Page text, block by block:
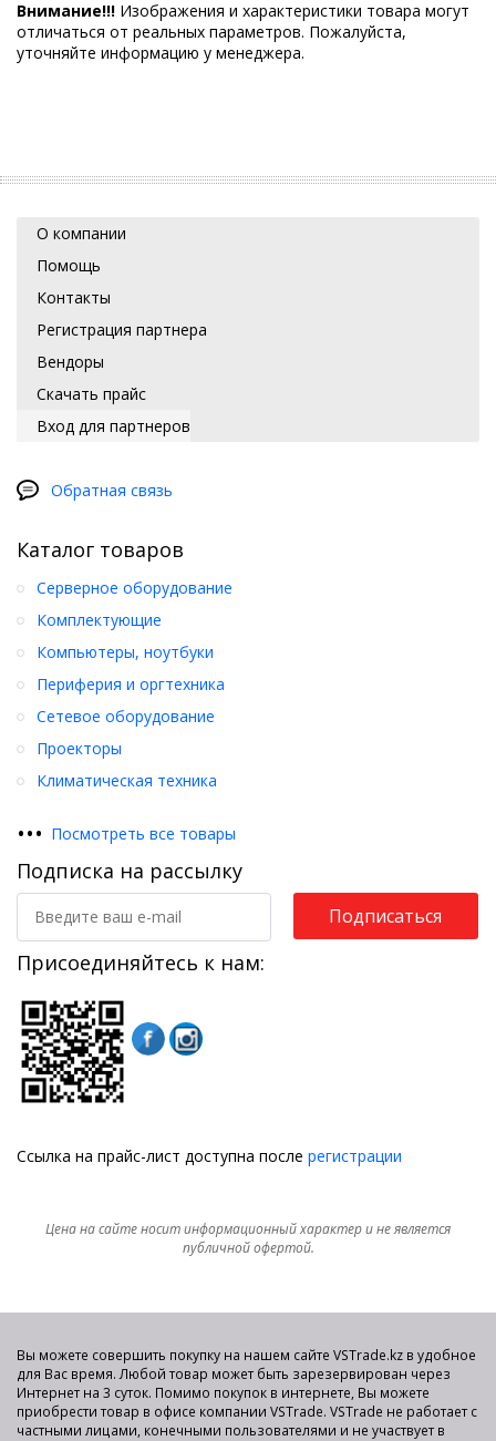
Внимание!!! Изображения и характеристики товара могут
отличаться от реальных параметров. Пожалуйста,
уточняйте информацию у менеджера.
О компании
Помощь
Контакты
Регистрация партнера
Вендоры
Скачать прайс
Вход для партнеров
Обратная связь
Каталог товаров
Серверное оборудование
Комплектующие
Компьютеры, ноутбуки
Периферия и оргтехника
Сетевое оборудование
Проекторы
Климатическая техника
••• Посмотреть все товары
Подписка на рассылку
Подписаться
Присоединяйтесь к нам:
Ссылка на прайс-лист доступна после регистрации
Цена на сайте носит информационный характер и не является
публичной офертой.
Вы можете совершить покупку на нашем сайте VSTrade.kz в удобное
для Вас время. Любой товар может быть зарезервирован через
Интернет на 3 суток. Помимо покупок в интернете, Вы можете
приобрести товар в офисе компании VSTrade. VSTrade не работает с
частными лицами, конечными пользователями и не участвует в